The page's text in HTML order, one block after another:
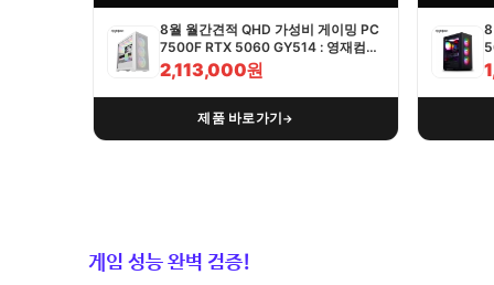
8월 월간견적 QHD 가성비 게이밍 PC
7500F RTX 5060 GY514 : 영재컴퓨
터
2,113,000원
제품 바로가기→
8
게임 성능 완벽 검증!